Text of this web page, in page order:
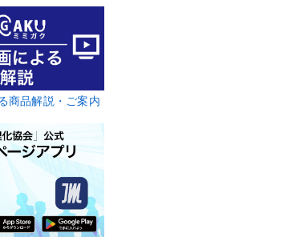
商品解説・ご案内